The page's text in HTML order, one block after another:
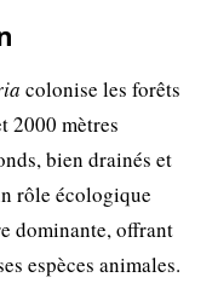
colonise les forêts
2000 mètres
bien drainés et
rôle écologique
dominante, offrant
espèces animales.